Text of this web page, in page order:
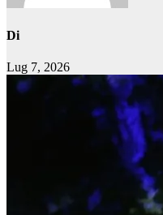
Di
Lug 7, 2026